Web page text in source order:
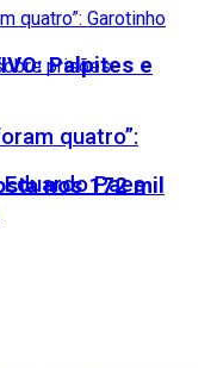
quatro”:
Eduardo Paes
Palpites e
nos 172 mil